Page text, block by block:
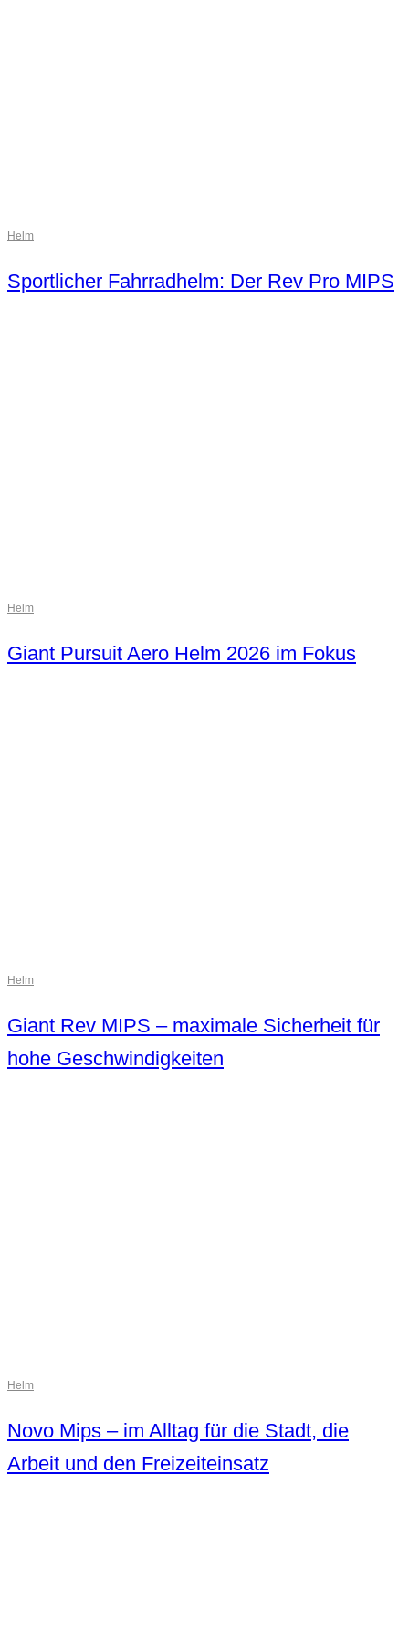
Helm
Sportlicher Fahrradhelm: Der Rev Pro MIPS
Helm
Giant Pursuit Aero Helm 2026 im Fokus
Helm
Giant Rev MIPS – maximale Sicherheit für
hohe Geschwindigkeiten
Helm
Novo Mips – im Alltag für die Stadt, die
Arbeit und den Freizeiteinsatz